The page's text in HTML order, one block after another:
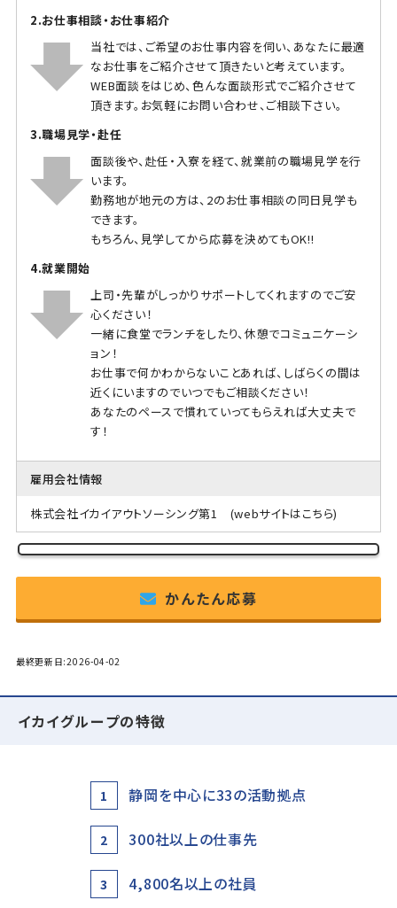
2.お仕事相談・お仕事紹介
当社では、ご希望のお仕事内容を伺い、あなたに最適
なお仕事をご紹介させて頂きたいと考えています。
WEB面談をはじめ、色んな面談形式でご紹介させて
頂きます。お気軽にお問い合わせ、ご相談下さい。
3.職場見学・赴任
面談後や、赴任・入寮を経て、就業前の職場見学を行
います。
勤務地が地元の方は、2のお仕事相談の同日見学も
できます。
もちろん、見学してから応募を決めてもOK!!
4.就業開始
上司・先輩がしっかりサポートしてくれますのでご安
心ください！
一緒に食堂でランチをしたり、休憩でコミュニケーシ
ョン！
お仕事で何かわからないことあれば、しばらくの間は
近くにいますのでいつでもご相談ください！
あなたのペースで慣れていってもらえれば大丈夫で
す！
雇用会社情報
株式会社イカイアウトソーシング第1 (webサイトはこちら)
かんたん応募
最終更新日:2026-04-02
イカイグループの特徴
1 静岡を中心に33の活動拠点
2 300社以上の仕事先
3 4,800名以上の社員